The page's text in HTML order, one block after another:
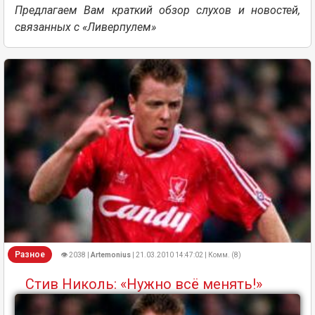
Предлагаем Вам краткий обзор слухов и новостей,
связанных с «Ливерпулем»
Разное 👁 2038 | Artemonius | 21.03.2010 14:47:02 | Комм. (8)
Стив Николь: «Нужно всё менять!»